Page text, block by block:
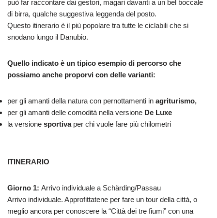
può far raccontare dai gestori, magari davanti a un bel boccale
di birra, qualche suggestiva leggenda del posto.
Questo itinerario è il più popolare tra tutte le ciclabili che si
snodano lungo il Danubio.
Quello indicato è un tipico esempio di percorso che
possiamo anche proporvi con delle varianti:
per gli amanti della natura con pernottamenti in agriturismo,
per gli amanti delle comodità nella versione De Luxe
la versione sportivaper chi vuole fare più chilometri
ITINERARIO
Giorno 1: Arrivo individuale a Schärding/Passau
Arrivo individuale. Approfittatene per fare un tour della città, o
meglio ancora per conoscere la “Città dei tre fiumi” con una